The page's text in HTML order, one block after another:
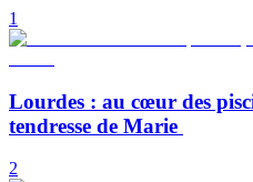
1
Lourdes : au cœur des
tendresse de Marie
2